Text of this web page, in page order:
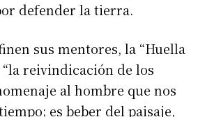
defender la tierra.
sus mentores, la “Huella
“la reivindicación de los
al hombre que nos
es beber del paisaje,